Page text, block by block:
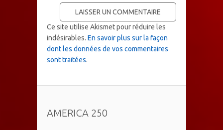
Ce site utilise Akismet pour réduire les
indésirables. En savoir plus sur la façon
dont les données de vos commentaires
sont traitées.
AMERICA 250